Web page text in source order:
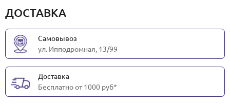
ДОСТАВКА
Самовывоз
ул. Ипподромная, 13/99
Доставка
Бесплатно от 1000 руб*